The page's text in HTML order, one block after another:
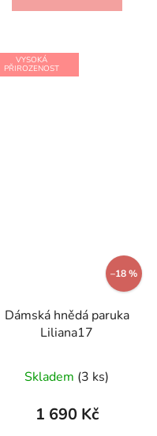
VYSOKÁ
PŘIROZENOST
–18 %
Dámská hnědá paruka
Liliana17
Skladem (3 ks)
1 690 Kč